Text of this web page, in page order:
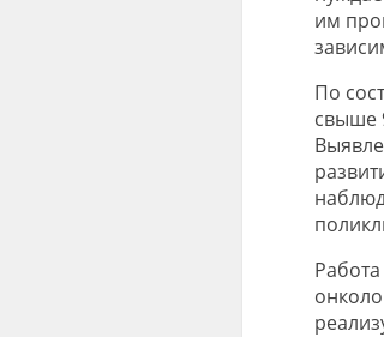
им
По
свыше